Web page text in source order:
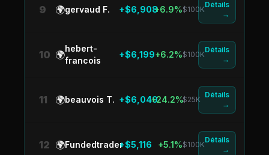
9 🌍gervaud F. +$6,908+6.9%$100K
Détails
→
10 🌍
hebert-
francois
+$6,199+6.2%$100K
Détails
→
11 🌍beauvois T. +$6,049+24.2%$25K
Détails
→
12 🌍Fundedtrader+$5,116 +5.1%$100K
Détails
→